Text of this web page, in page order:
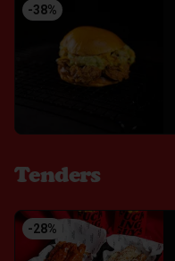
-38%
Tenders
-28%